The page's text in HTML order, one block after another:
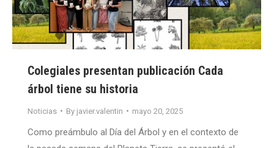
Colegiales presentan publicación Cada
árbol tiene su historia
Noticias By javier.valentin mayo 20, 2025
Como preámbulo al Día del Árbol y en el contexto de